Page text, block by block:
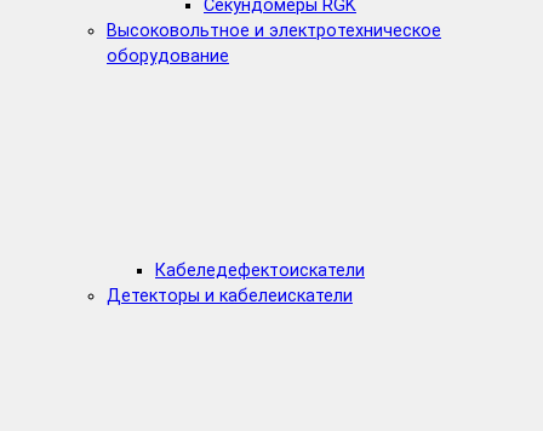
Секундомеры RGK
Высоковольтное и электротехническое
оборудование
Кабеледефектоискатели
Детекторы и кабелеискатели